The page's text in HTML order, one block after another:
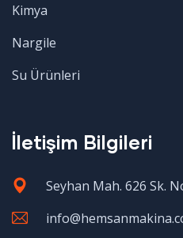
Kimya
Nargile
Su Ürünleri
İletişim Bilgileri
Seyhan Mah. 626 Sk.